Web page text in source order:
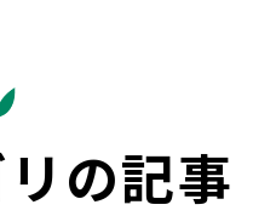
の記事